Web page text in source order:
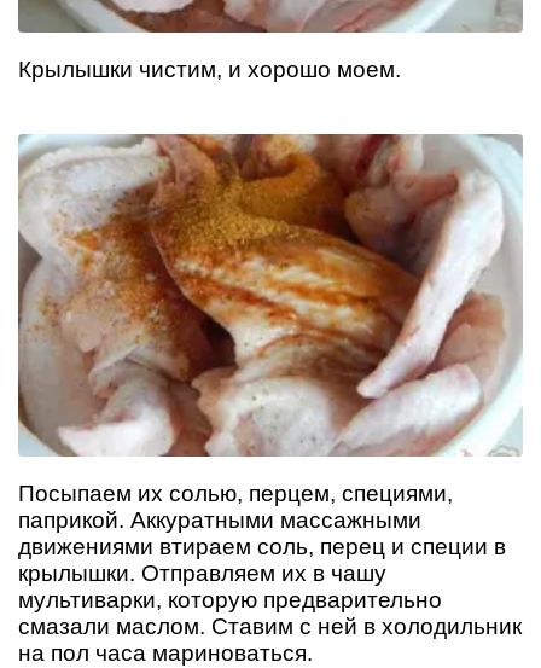
Крылышки чистим, и хорошо моем.
Посыпаем их солью, перцем, специями,
паприкой. Аккуратными массажными
движениями втираем соль, перец и специи в
крылышки. Отправляем их в чашу
мультиварки, которую предварительно
смазали маслом. Ставим с ней в холодильник
на пол часа мариноваться.